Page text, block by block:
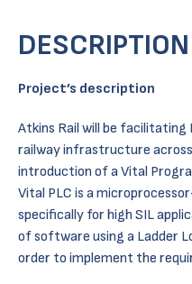
DESCRIPTION
Project’s description
Atkins Rail will be facilitating
railway infrastructure across
introduction of a Vital
Vital PLC is a
specifically for high SIL
of software using a Ladder
order to implement the